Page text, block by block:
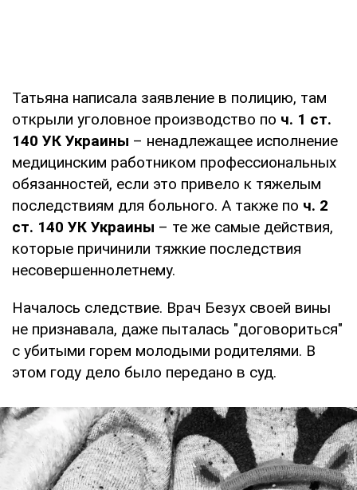
Татьяна написала заявление в полицию, там
открыли уголовное производство по ч. 1 ст.
140 УК Украины – ненадлежащее исполнение
медицинским работником профессиональных
обязанностей, если это привело к тяжелым
последствиям для больного. А также по ч. 2
ст. 140 УК Украины – те же самые действия,
которые причинили тяжкие последствия
несовершеннолетнему.
Началось следствие. Врач Безух своей вины
не признавала, даже пыталась "договориться"
с убитыми горем молодыми родителями. В
этом году дело было передано в суд.